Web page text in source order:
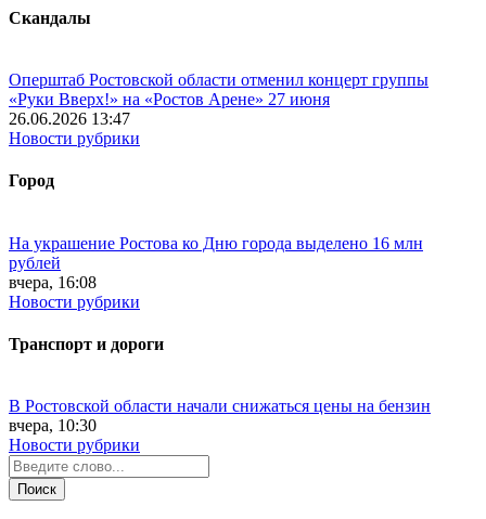
Скандалы
Оперштаб Ростовской области отменил концерт группы
«Руки Вверх!» на «Ростов Арене» 27 июня
26.06.2026 13:47
Новости рубрики
Город
На украшение Ростова ко Дню города выделено 16 млн
рублей
вчера, 16:08
Новости рубрики
Транспорт и дороги
В Ростовской области начали снижаться цены на бензин
вчера, 10:30
Новости рубрики